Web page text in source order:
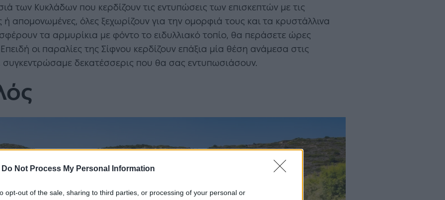
Do Not Process My Personal Information
opt-out of the sale, sharing to third parties, or processing of your personal or
των Κυκλάδων που κερδίζουν τις εντυπώσεις των επισκεπτών με τις
απομονωμένες, όλες ξεχωρίζουν για την ομορφιά τους και τα κρυστάλλινα
τα αρμυρίκια με φόντο το ειδυλλιακό τοπίο, θα περάσετε ώρες
οι παραλίες της Σίφνου κερδίζουν επάξια μία θέση ανάμεσα στις
δεκατέσσερις που θα σας εντυπωσιάσουν.